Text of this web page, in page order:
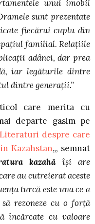
unui imobil
sunt prezentate
fiecărui cuplu din
familial. Relaţiile
adânci, dar prea
iar legăturile dintre
dintre generaţii.”
care merita cu
departe gasim pe
Literaturi despre care
Kazahstan„, semnat
kazahă își are
au cutreierat aceste
turcă este una ce a
rezoneze cu o forță
încărcate cu valoare